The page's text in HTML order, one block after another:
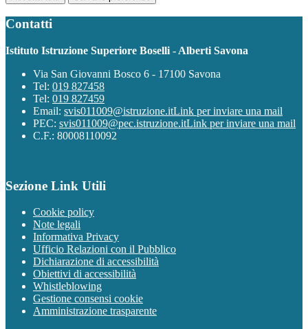
Contatti
Istituto Istruzione Superiore Boselli - Alberti Savona
Via San Giovanni Bosco 6 - 17100 Savona
Tel: 019 827458
Tel: 019 827459
Email: svis011009@istruzione.itLink per inviare una mail
PEC: svis011009@pec.istruzione.itLink per inviare una mail
C.F.: 80008110092
Sezione Link Utili
Cookie policy
Note legali
Informativa Privacy
Ufficio Relazioni con il Pubblico
Dichiarazione di accessibilità
Obiettivi di accessibilità
Whistleblowing
Gestione consensi cookie
Amministrazione trasparente